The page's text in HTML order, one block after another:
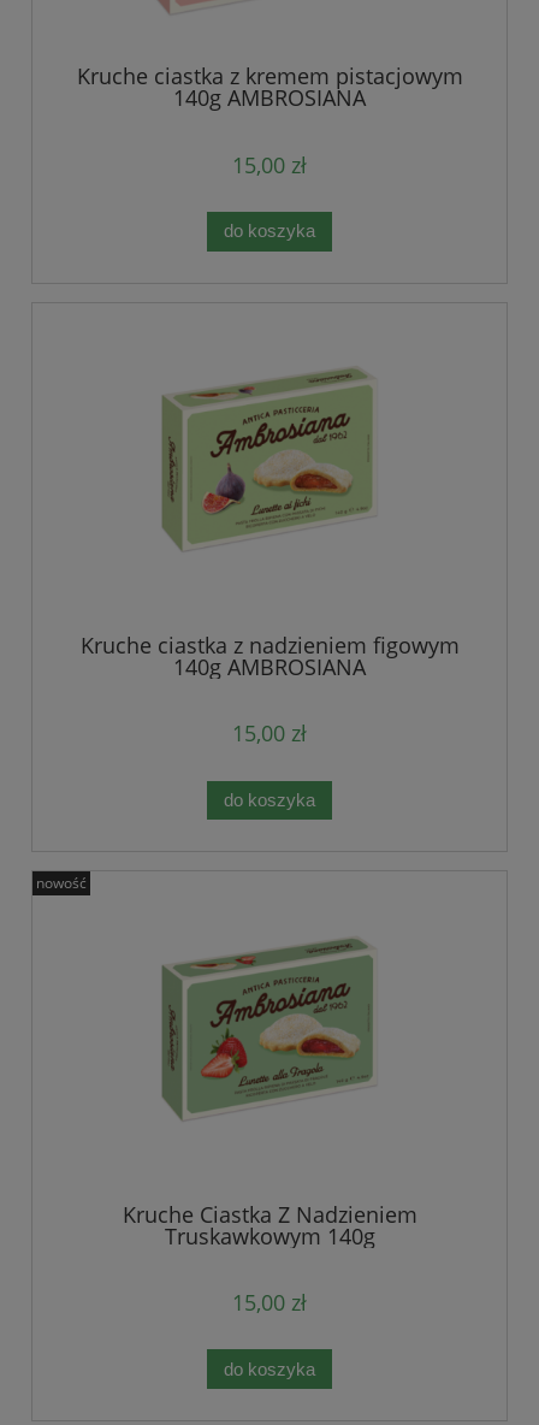
Kruche ciastka z kremem pistacjowym
140g AMBROSIANA
15,00 zł
do koszyka
Kruche ciastka z nadzieniem figowym
140g AMBROSIANA
15,00 zł
do koszyka
Kruche Ciastka Z Nadzieniem
Truskawkowym 140g
15,00 zł
do koszyka
nowość